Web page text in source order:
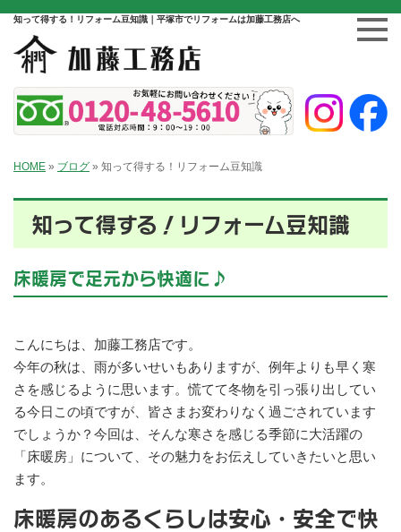
知って得する！リフォーム豆知識｜平塚市でリフォームは加藤工務店へ
HOME » ブログ » 知って得する！リフォーム豆知識
知って得する！リフォーム豆知識
床暖房で足元から快適に♪
こんにちは、加藤工務店です。
今年の秋は、雨が多いせいもありますが、例年よりも早く寒
さを感じるように思います。慌てて冬物を引っ張り出してい
る今日この頃ですが、皆さまお変わりなく過ごされています
でしょうか？今回は、そんな寒さを感じる季節に大活躍の
「床暖房」について、その魅力をお伝えしていきたいと思い
ます。
床暖房のあるくらしは安心・安全で快